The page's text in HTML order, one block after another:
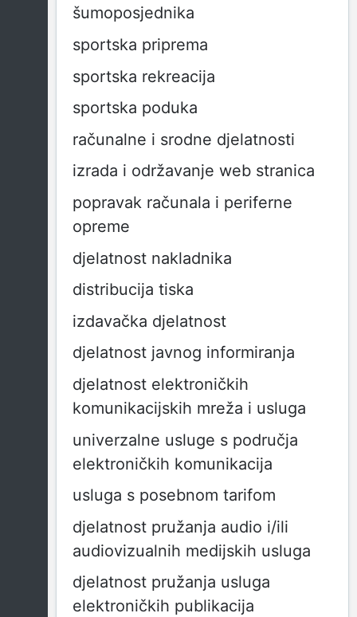
šumoposjednika
sportska priprema
sportska rekreacija
sportska poduka
računalne i srodne djelatnosti
izrada i održavanje web stranica
popravak računala i periferne
opreme
djelatnost nakladnika
distribucija tiska
izdavačka djelatnost
djelatnost javnog informiranja
djelatnost elektroničkih
komunikacijskih mreža i usluga
univerzalne usluge s područja
elektroničkih komunikacija
usluga s posebnom tarifom
djelatnost pružanja audio i/ili
audiovizualnih medijskih usluga
djelatnost pružanja usluga
elektroničkih publikacija